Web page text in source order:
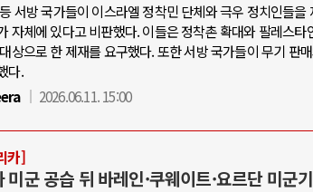
서방 국가들이 이스라엘 정착민 단체와 극우 정치인들
자체에 있다고 비판했다. 이들은 정착촌 확대와 팔레스
상으로 한 제재를 요구했다. 또한 서방 국가들이 무기 판
다.
2026.06.11. 15:00
카]
미군 공습 뒤 바레인·쿠웨이트·요르단 미